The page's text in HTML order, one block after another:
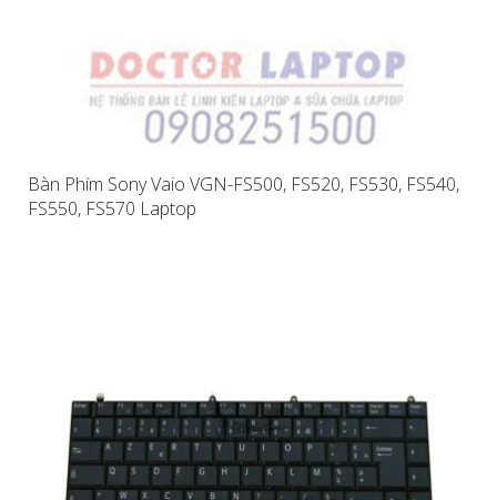
Bàn Phím Sony Vaio VGN-FS500, FS520, FS530, FS540,
FS550, FS570 Laptop